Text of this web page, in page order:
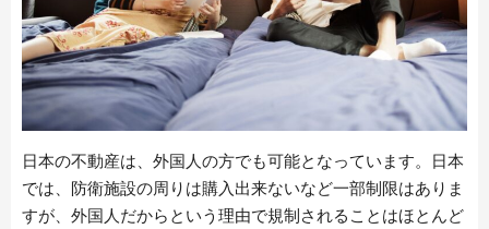
日本の不動産は、外国人の方でも可能となっています。日本
では、防衛施設の周りは購入出来ないなど一部制限はありま
すが、外国人だからという理由で規制されることはほとんど